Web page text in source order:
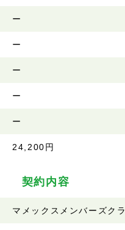
ー
ー
ー
ー
ー
24,200円
契約内容
マメックスメンバーズク